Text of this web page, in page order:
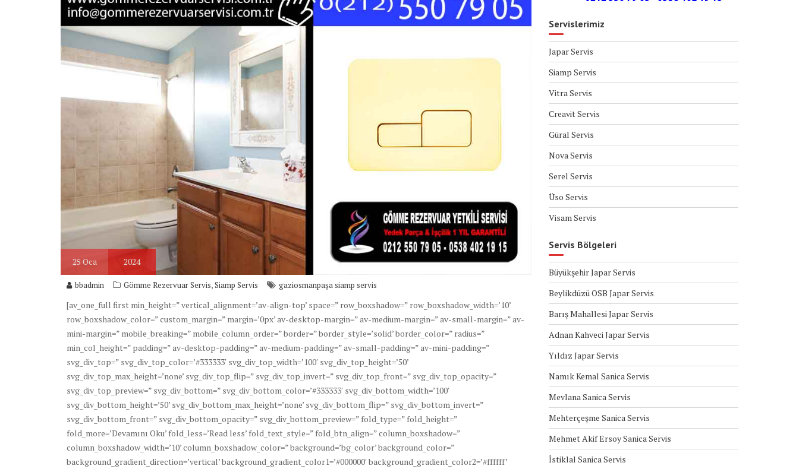
25 Oca 2024
bbadmin Gömme Rezervuar Servis,Siamp Servis gaziosmanpaşa siamp servis
[av_one_full first min_height=” vertical_alignment=’av-align-top’ space=” row_boxshadow=” row_boxshadow_width=’10’
row_boxshadow_color=” custom_margin=” margin=’0px’ av-desktop-margin=” av-medium-margin=” av-small-margin=” av-
mini-margin=” mobile_breaking=” mobile_column_order=” border=” border_style=’solid’ border_color=” radius=”
min_col_height=” padding=” av-desktop-padding=” av-medium-padding=” av-small-padding=” av-mini-padding=”
svg_div_top=” svg_div_top_color=’#333333′ svg_div_top_width=’100′ svg_div_top_height=’50’
svg_div_top_max_height=’none’ svg_div_top_flip=” svg_div_top_invert=” svg_div_top_front=” svg_div_top_opacity=”
svg_div_top_preview=” svg_div_bottom=” svg_div_bottom_color=’#333333′ svg_div_bottom_width=’100′
svg_div_bottom_height=’50’ svg_div_bottom_max_height=’none’ svg_div_bottom_flip=” svg_div_bottom_invert=”
svg_div_bottom_front=” svg_div_bottom_opacity=” svg_div_bottom_preview=” fold_type=” fold_height=”
fold_more=’Devamını Oku’ fold_less=’Read less’ fold_text_style=” fold_btn_align=” column_boxshadow=”
column_boxshadow_width=’10’ column_boxshadow_color=” background=’bg_color’ background_color=”
background_gradient_direction=’vertical’ background_gradient_color1=’#000000′ background_gradient_color2=’#ffffff’
Servislerimiz
Japar Servis
Siamp Servis
Vitra Servis
Creavit Servis
Güral Servis
Nova Servis
Serel Servis
Üso Servis
Visam Servis
Servis Bölgeleri
Büyükşehir Japar Servis
Beylikdüzü OSB Japar Servis
Barış Mahallesi Japar Servis
Adnan Kahveci Japar Servis
Yıldız Japar Servis
Namık Kemal Sanica Servis
Mevlana Sanica Servis
Mehterçeşme Sanica Servis
Mehmet Akif Ersoy Sanica Servis
İstiklal Sanica Servis